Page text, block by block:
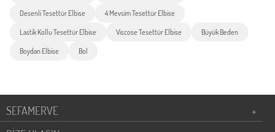
Desenli Tesettür Elbise 4 Mevsim Tesettür Elbise
Lastik Kollu Tesettür Elbise Viscose Tesettür Elbise Büyük Beden
Boydan Elbise Bol
SEFAMERVE
+